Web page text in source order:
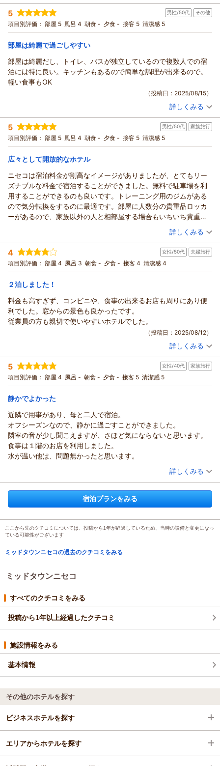
投稿者： デビーさん(男性/50代)
宿泊プラン： 【じゃらんスペシャルウィーク】ニセコでアクティブステイ
♪（ツインルーム/朝食付き）
ツイン 朝のみ
宿泊価格帯： 6,001～7,000円(大人一人あたり/税込)
5 男性/50代 その他
項目別評価： 部屋 5 風呂 4 朝食 - 夕食 - 接客 5 清潔感 5
部屋は綺麗で過ごしやすい
部屋は綺麗だし、トイレ、バスが独立しているので複数人での宿
泊には特に良い。キッチンもあるので簡単な調理が出来るので。
軽い食事もOK
（投稿日：2025/08/15）
投稿者： ukさん(男性/50代)
宿泊プラン： 【2025夏季】共有ミニキッチンあり♪シンプルステイ(ツインル
ーム/素泊まり)
ツイン 食事なし
宿泊価格帯： 5,001～6,000円(大人一人あたり/税込)
この度はミッドタウンニセコにご宿泊くださいまして誠にあり
がとうございます。
お客様の貴重なご意見を参考に、更なるサービス向上にスタッ
フ一同取り組む所存でございます。
またニセコにお越しの際は、ミッドタウンニセコをご検討いた
またのお越しをお待ち申し上げております。
（返信日：2025/08/16）
詳しくみる
5 男性/50代 家族旅行
項目別評価： 部屋 5 風呂 4 朝食 - 夕食 - 接客 5 清潔感 5
広々として開放的なホテル
ニセコは宿泊料金が割高なイメージがありましたが、とてもリー
ズナブルな料金で宿泊することができました。無料で駐車場を利
用することができるのも良いです。トレーニング用のジムがある
ので気分転換をするのに最適です。部屋に人数分の貴重品ロッカ
ーがあるので、家族以外の人と相部屋する場合もいちいち貴重品
（投稿日：2025/08/14）
宿泊時期： 2025年08月宿泊 (家族旅行)
投稿者： ゆういさん
宿泊プラン： 【2025夏季】現地払い / トリプルルーム / 素泊まり
食事なし
宿泊価格帯： 5,001～6,000円(大人一人あたり/税込)
ミッドタウンニセコからの返信
この度はミッドタウンニセコにご宿泊くださいまして誠にあり
がとうございます。
ちょうだいいたしました貴重なご意見を参考に、更なるサービ
またニセコにお越しの際は、是非ミッドタウンニセコをご検討
くださいませ。
またのお越しをお待ち申し上げております。
詳しくみる
4 女性/50代 夫婦旅行
項目別評価： 部屋 4 風呂 3 朝食 - 夕食 - 接客 4 清潔感 4
２泊しました！
料金も高すぎず、コンビニや、食事の出来るお店も周りにあり便
利でした。窓からの景色も良かったです。
従業員の方も親切で使いやすいホテルでした。
（投稿日：2025/08/12）
投稿者： さくさん(女性/50代)
宿泊プラン： 【2025夏季】現地払い/ ツインルーム / 素泊まり
ツイン
食事なし
宿泊価格帯： 6,001～7,000円(大人一人あたり/税込)
この度はミッドタウンニセコにご宿泊くださいまして誠にあり
がとうございます。
ちょうだいした貴重なご意見を参考に、更なるサービス向上を
目指しスタッフ一同努力してまいる所存です。
またのお越しをお待ち申し上げております。
詳しくみる
5 女性/40代 家族旅行
項目別評価： 部屋 4 風呂 - 朝食 - 夕食 - 接客 5 清潔感 5
静かでよかった
近隣で用事があり、母と二人で宿泊。
オフシーズンなので、静かに過ごすことができました。
隣室の音が少し聞こえますが、さほど気にならないと思います。
食事は１階のお店を利用しました。
水が温い他は、問題無かったと思います。
（投稿日：2025/08/10）
宿泊時期： 2025年08月宿泊 (家族旅行)
投稿者： マキマキさん(女性/40代)
【2025夏季】共有ミニキッチンあり♪シンプルステイ(ツインル
ーム/素泊まり)
宿泊価格帯： 6,001～7,000円(大人一人あたり/税込)
この度はミッドタウンニセコにご宿泊いただきまして誠にあり
また、貴重なご意見ありがとうございます。
ございます。
またニセコにお越しの際は、当ホテルをご検討いただければ幸
いです。
詳しくみる
宿泊プランをみる
ここから先のクチコミについては、投稿から1年が経過しているため、当時の設備と変更になっ
ている可能性がございます
ミッドタウンニセコの過去のクチコミをみる
ミッドタウンニセコ
すべてのクチコミをみる
投稿から1年以上経過したクチコミ
施設情報をみる
基本情報
その他のホテルを探す
ビジネスホテルを探す
北海道
エリアからホテルを探す